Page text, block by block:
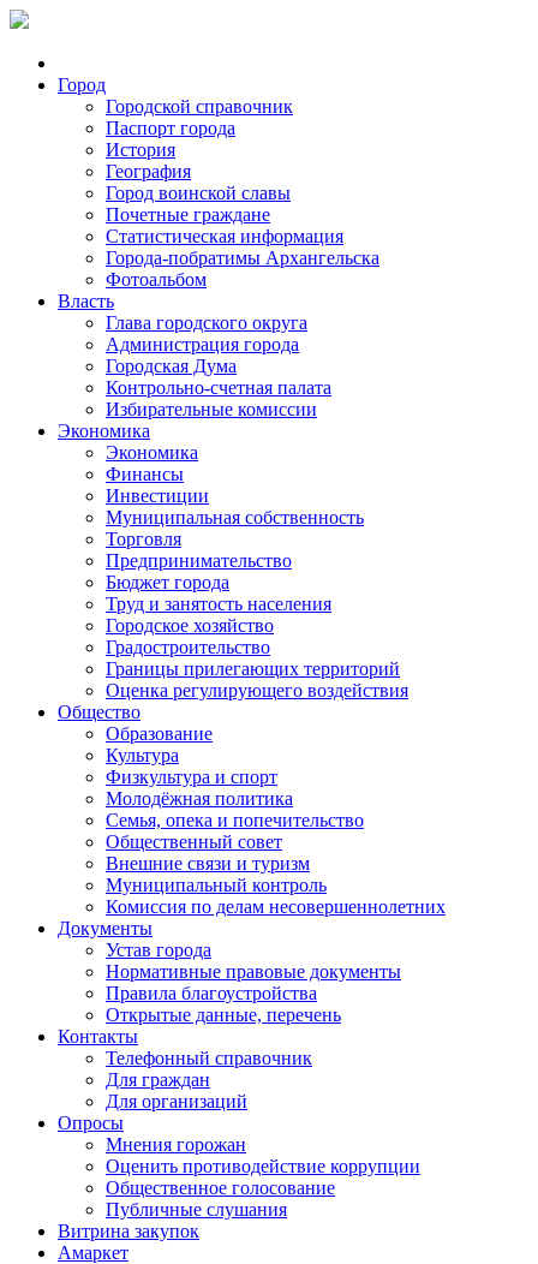
Город
Городской справочник
Паспорт города
История
География
Город воинской славы
Почетные граждане
Статистическая информация
Города-побратимы Архангельска
Фотоальбом
Власть
Глава городского округа
Администрация города
Городская Дума
Контрольно-счетная палата
Избирательные комиссии
Экономика
Экономика
Финансы
Инвестиции
Муниципальная собственность
Торговля
Предпринимательство
Бюджет города
Труд и занятость населения
Городское хозяйство
Градостроительство
Границы прилегающих территорий
Оценка регулирующего воздействия
Общество
Образование
Культура
Физкультура и спорт
Молодёжная политика
Семья, опека и попечительство
Общественный совет
Внешние связи и туризм
Муниципальный контроль
Комиссия по делам несовершеннолетних
Документы
Устав города
Нормативные правовые документы
Правила благоустройства
Открытые данные, перечень
Контакты
Телефонный справочник
Для граждан
Для организаций
Опросы
Мнения горожан
Оценить противодействие коррупции
Общественное голосование
Публичные слушания
Витрина закупок
Амаркет